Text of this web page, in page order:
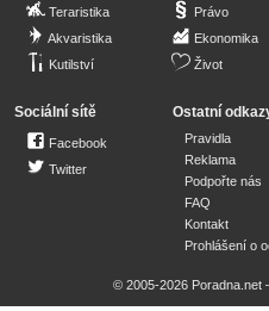
Teraristika
Akvaristika
Kutilství
Právo
Ekonomika
Život
Sociální sítě
Facebook
Twitter
Ostatní
Pravidla
Reklama
Podpořte nás
FAQ
Kontakt
Prohlášení o
© 2005-2026 Poradna.net